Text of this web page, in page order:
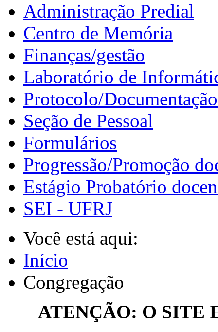
Administração Predial
Centro de Memória
Finanças/gestão
Laboratório de
Protocolo/Documentação
Seção de Pessoal
Formulários
Progressão/Promoção
Estágio Probatório
SEI - UFRJ
Você está aqui:
Início
Congregação
ATENÇÃO: O SITE